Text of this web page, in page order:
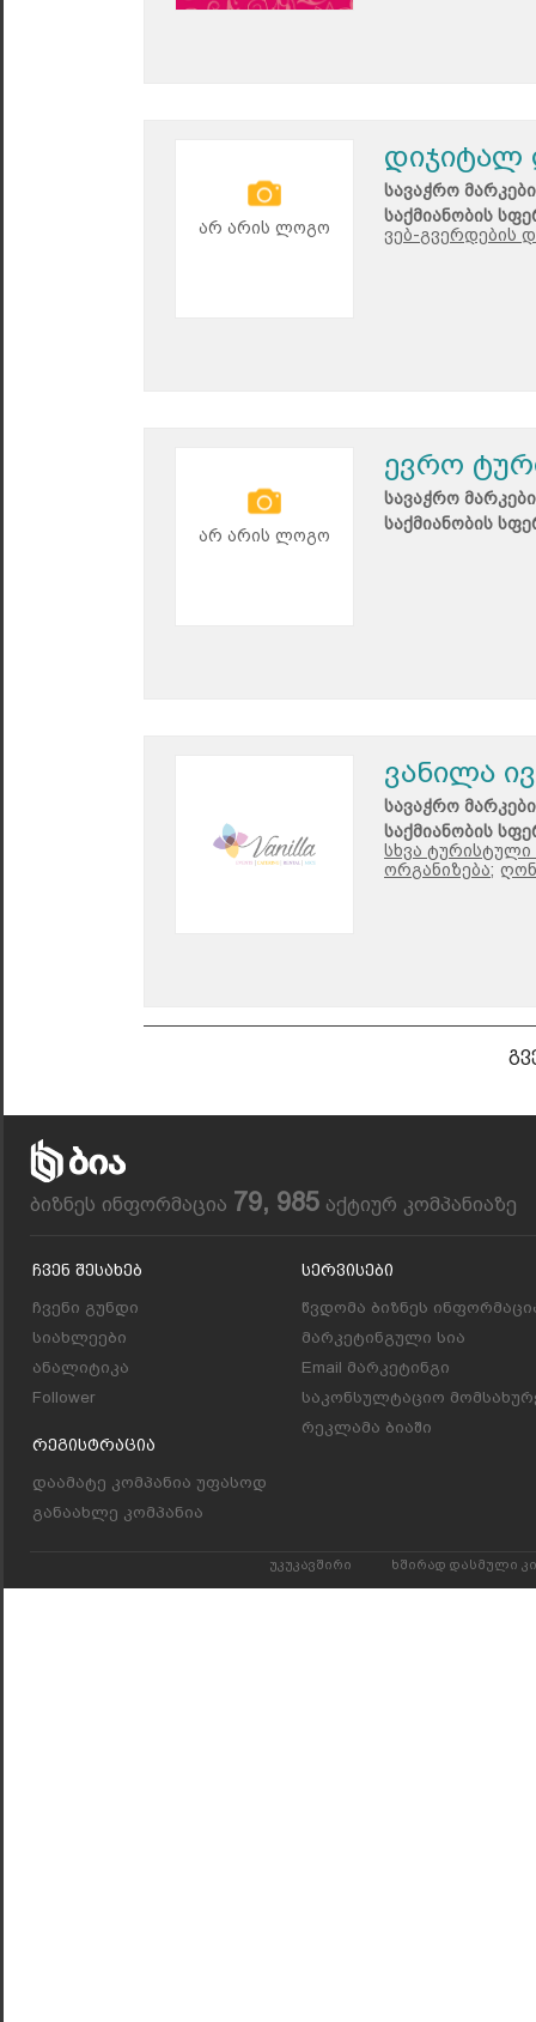
არ არის ლოგო
დიჯიტალ
სავაჭრო
საქმიანობის
ვებ-გვერდების
არ არის ლოგო
ევრო
სავაჭრო
საქმიანობის
ვანილა
სავაჭრო
საქმიანობის
სხვა ტურისტული
ორგანიზება;
ბიზნეს ინფორმაცია 79, 985 აქტიურ კომპანიაზე
Ჩვენ Შესახებ
ჩვენი გუნდი
სიახლეები
ანალიტიკა
Follower
Რეგისტრაცია
დაამატე კომპანია უფასოდ
განაახლე კომპანია
Სერვისები
წვდომა ბიზნეს
მარკეტინგული სია
Email მარკეტინგი
საკონსულტაციო
რეკლამა ბიაში
უკუკავშირი ხშირად დასმული